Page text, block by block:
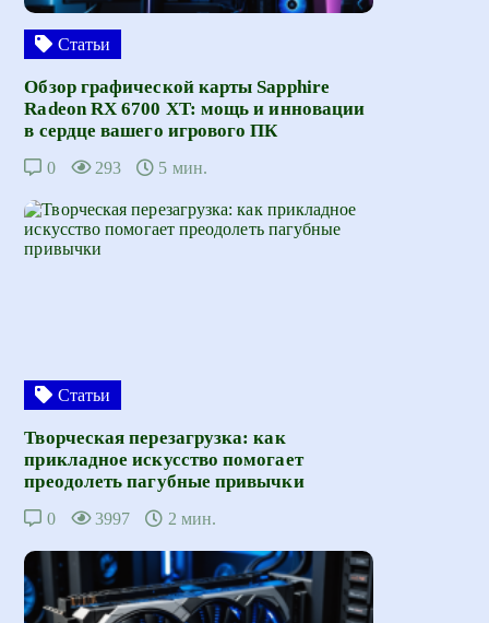
Статьи
Обзор графической карты Sapphire
Radeon RX 6700 XT: мощь и инновации
в сердце вашего игрового ПК
0 293 5 мин.
Статьи
Творческая перезагрузка: как
прикладное искусство помогает
преодолеть пагубные привычки
0 3997 2 мин.